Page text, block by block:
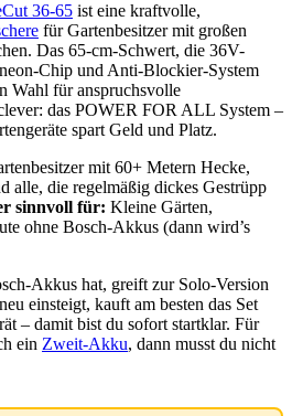
36-65 ist eine kraftvolle,
für Gartenbesitzer mit großen
Das 65-cm-Schwert, die 36V-
Chip und Anti-Blockier-System
Wahl für anspruchsvolle
das POWER FOR ALL System –
spart Geld und Platz.
mit 60+ Metern Hecke,
alle, die regelmäßig dickes Gestrüpp
sinnvoll für: Kleine Gärten,
ohne Bosch-Akkus (dann wird’s
Akkus hat, greift zur Solo-Version
einsteigt, kauft am besten das Set
– damit bist du sofort startklar. Für
ein Zweit-Akku, dann musst du nicht